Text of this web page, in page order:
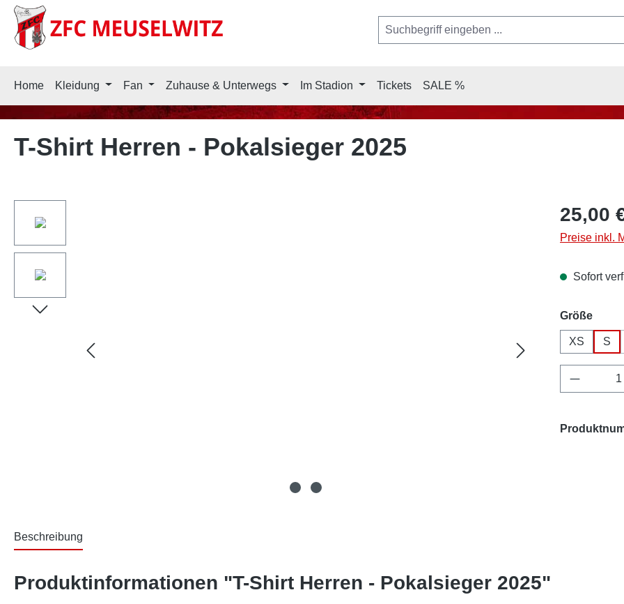
Home Kleidung Fan Zuhause & Unterwegs Im Stadion Tickets SALE %
T-Shirt Herren - Pokalsieger 2025
25,00
Preise inkl.
Sofort
Größe
XS S
Beschreibung
Produktinformationen "T-Shirt Herren - Pokalsieger 2025"